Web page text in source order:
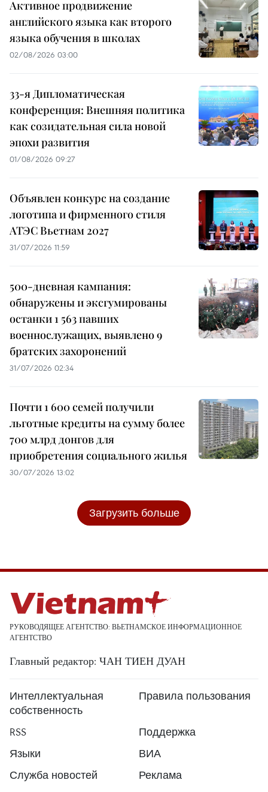
Активное продвижение
английского языка как второго
языка обучения в школах
02/08/2026 03:00
33-я Дипломатическая
конференция: Внешняя политика
как созидательная сила новой
эпохи развития
01/08/2026 09:27
Объявлен конкурс на создание
логотипа и фирменного стиля
АТЭС Вьетнам 2027
31/07/2026 11:59
500-дневная кампания:
обнаружены и эксгумированы
останки 1 563 павших
военнослужащих, выявлено 9
братских захоронений
31/07/2026 02:34
Почти 1 600 семей получили
льготные кредиты на сумму более
700 млрд донгов для
приобретения социального жилья
30/07/2026 13:02
Загрузить больше
РУКОВОДЯЩЕЕ АГЕНТСТВО: ВЬЕТНАМСКОЕ ИНФОРМАЦИОННОЕ
АГЕНТСТВО
Главный редактор: ЧАН ТИЕН ДУАН
Интеллектуальная
собственность
Правила пользования
RSS
Поддержка
Языки
ВИА
Служба новостей
Реклама